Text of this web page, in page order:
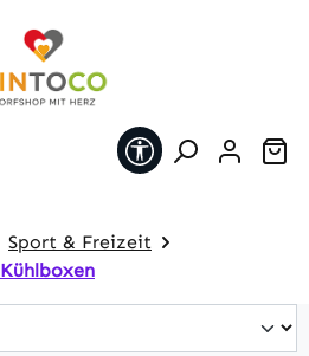
Werkzeugleiste
Sport & Freizeit
Kühlboxen